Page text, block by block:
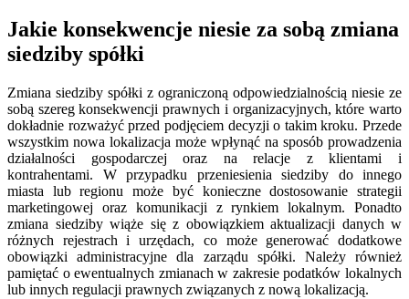
Jakie konsekwencje niesie za sobą zmiana
siedziby spółki
Zmiana siedziby spółki z ograniczoną odpowiedzialnością niesie ze
sobą szereg konsekwencji prawnych i organizacyjnych, które warto
dokładnie rozważyć przed podjęciem decyzji o takim kroku. Przede
wszystkim nowa lokalizacja może wpłynąć na sposób prowadzenia
działalności gospodarczej oraz na relacje z klientami i
kontrahentami. W przypadku przeniesienia siedziby do innego
miasta lub regionu może być konieczne dostosowanie strategii
marketingowej oraz komunikacji z rynkiem lokalnym. Ponadto
zmiana siedziby wiąże się z obowiązkiem aktualizacji danych w
różnych rejestrach i urzędach, co może generować dodatkowe
obowiązki administracyjne dla zarządu spółki. Należy również
pamiętać o ewentualnych zmianach w zakresie podatków lokalnych
lub innych regulacji prawnych związanych z nową lokalizacją.